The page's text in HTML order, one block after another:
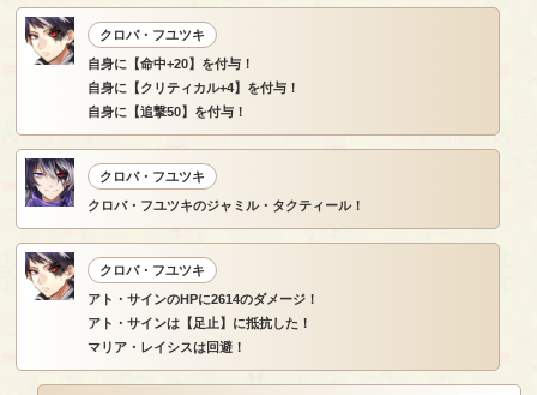
クロバ・フユツキ
自身に【命中+20】を付与！
自身に【クリティカル+4】を付与！
自身に【追撃50】を付与！
クロバ・フユツキ
クロバ・フユツキのジャミル・タクティール！
クロバ・フユツキ
アト・サインのHPに2614のダメージ！
アト・サインは【足止】に抵抗した！
マリア・レイシスは回避！